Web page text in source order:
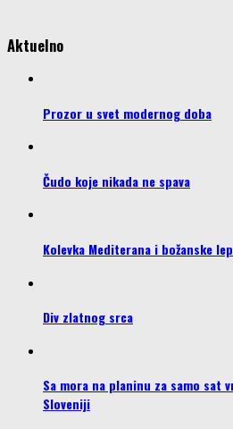
Aktuelno
Prozor u svet modernog doba
Čudo koje nikada ne spava
Kolevka Mediterana i božanske
Div zlatnog srca
Sa mora na planinu za samo sat
Sloveniji